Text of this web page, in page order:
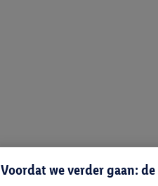
Voordat we verder gaan: